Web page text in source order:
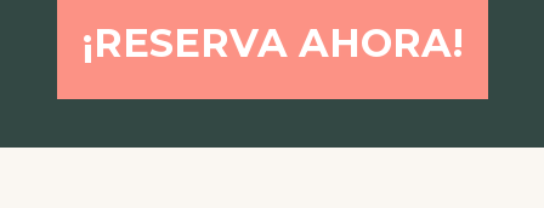
¡RESERVA AHORA!